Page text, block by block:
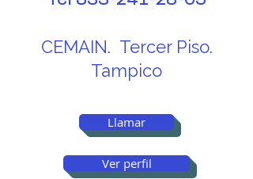
CEMAIN. Tercer Piso.
Tampico
Llamar
Ver perfil